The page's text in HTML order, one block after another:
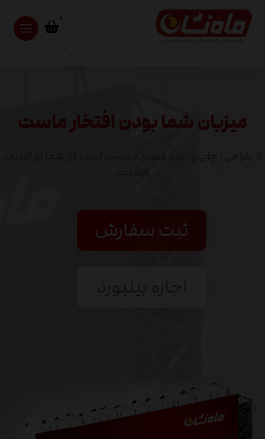
میزبان شما بودن افتخار ماست
ثبت سفارش